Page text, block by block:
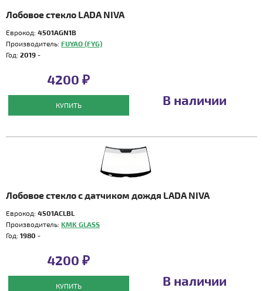
Лобовое стекло LADA NIVA
Еврокод: 4501AGN1B
Производитель: FUYAO (FYG)
Год: 2019 -
4200 ₽
КУПИТЬ В наличии
Лобовое стекло с датчиком дождя LADA NIVA
Еврокод: 4501ACLBL
Производитель: KMK GLASS
Год: 1980 -
4200 ₽
КУПИТЬ В наличии